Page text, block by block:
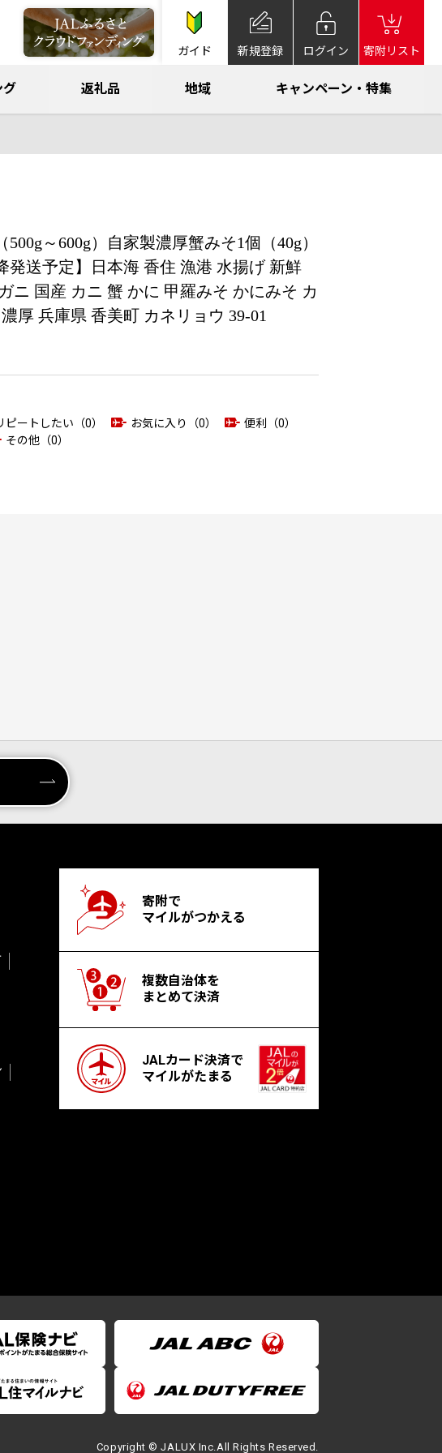
ガイド 新規登録 ログイン 寄附リスト
グ 返礼品 地域 キャンペーン・特集
～600g）自家製濃厚蟹みそ1個（40g）
発送予定】日本海 香住 漁港 水揚げ 新鮮
ニ 国産 カニ 蟹 かに 甲羅みそ かにみそ カ
厚 兵庫県 香美町 カネリョウ 39-01
ピートしたい（0） お気に入り（0）
便利（0）
その他（0）
寄附で
マイルがつかえる
複数自治体を
まとめて決済
JALカード決済で
マイルがたまる
Copyright © JALUX Inc.All Rights Reserved.